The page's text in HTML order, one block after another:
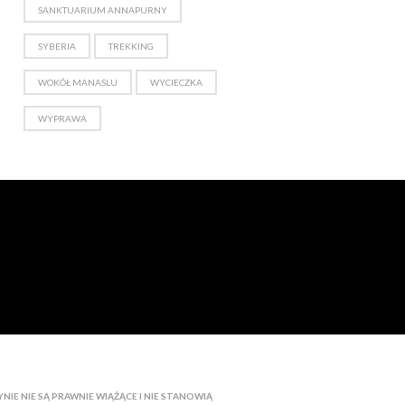
SANKTUARIUM ANNAPURNY
SYBERIA TREKKING
WOKÓŁ MANASLU WYCIECZKA
WYPRAWA
NIE SĄ PRAWNIE WIĄŻĄCE I NIE STANOWIĄ